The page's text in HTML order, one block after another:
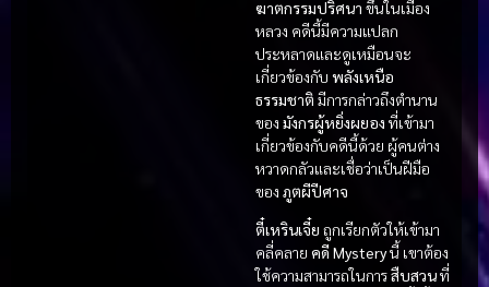
ฆาตกรรมปริศนา ขึ้นในเมือง
หลวง คดีนี้มีความแปลก
ประหลาดและดูเหมือนจะ
เกี่ยวข้องกับ พลังเหนือ
ธรรมชาติ มีการกล่าวถึงตำนาน
ของ มังกรผู้หยิ่งผยอง ที่เข้ามา
เกี่ยวข้องกับคดีนี้ด้วย ผู้คนต่าง
หวาดกลัวและเชื่อว่าเป็นฝีมือ
ของ ภูตผีปีศาจ
ตี๋เหรินเจี๋ย ถูกเรียกตัวให้เข้ามา
คลี่คลาย คดี Mysteryนี้ เขาต้อง
ใช้ความสามารถในการสืบสวนที่